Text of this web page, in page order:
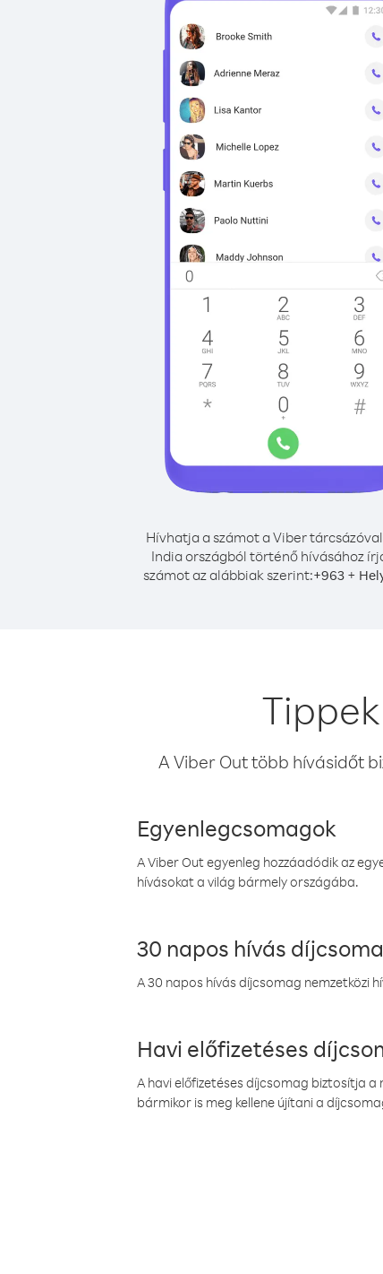
Hívhatja a számot a Viber
India országból történő hívásához
számot az alábbiak szerint:+963 +
A Viber Out több hívásidőt
Egyenlegcsomagok
A Viber Out egyenleg hozzáadódik az
hívásokat a világ bármely országába.
30 napos hívás
A 30 napos hívás díjcsomag nemzetközi
Havi előfizetéses
A havi előfizetéses díjcsomag biztosítja
bármikor is meg kellene újítani a